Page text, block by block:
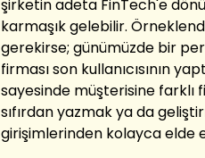
şirketin adeta FinTech'e
karmaşık gelebilir.
gerekirse; günümüzde bir
firması son kullanıcısının
sayesinde müşterisine farklı
sıfırdan yazmak ya da
girişimlerinden kolayca elde